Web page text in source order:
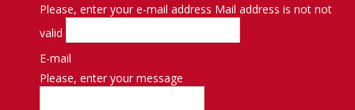
Please, enter your e-mail address Mail address is not not
valid
E-mail
Please, enter your message